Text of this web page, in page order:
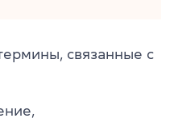
связанные с